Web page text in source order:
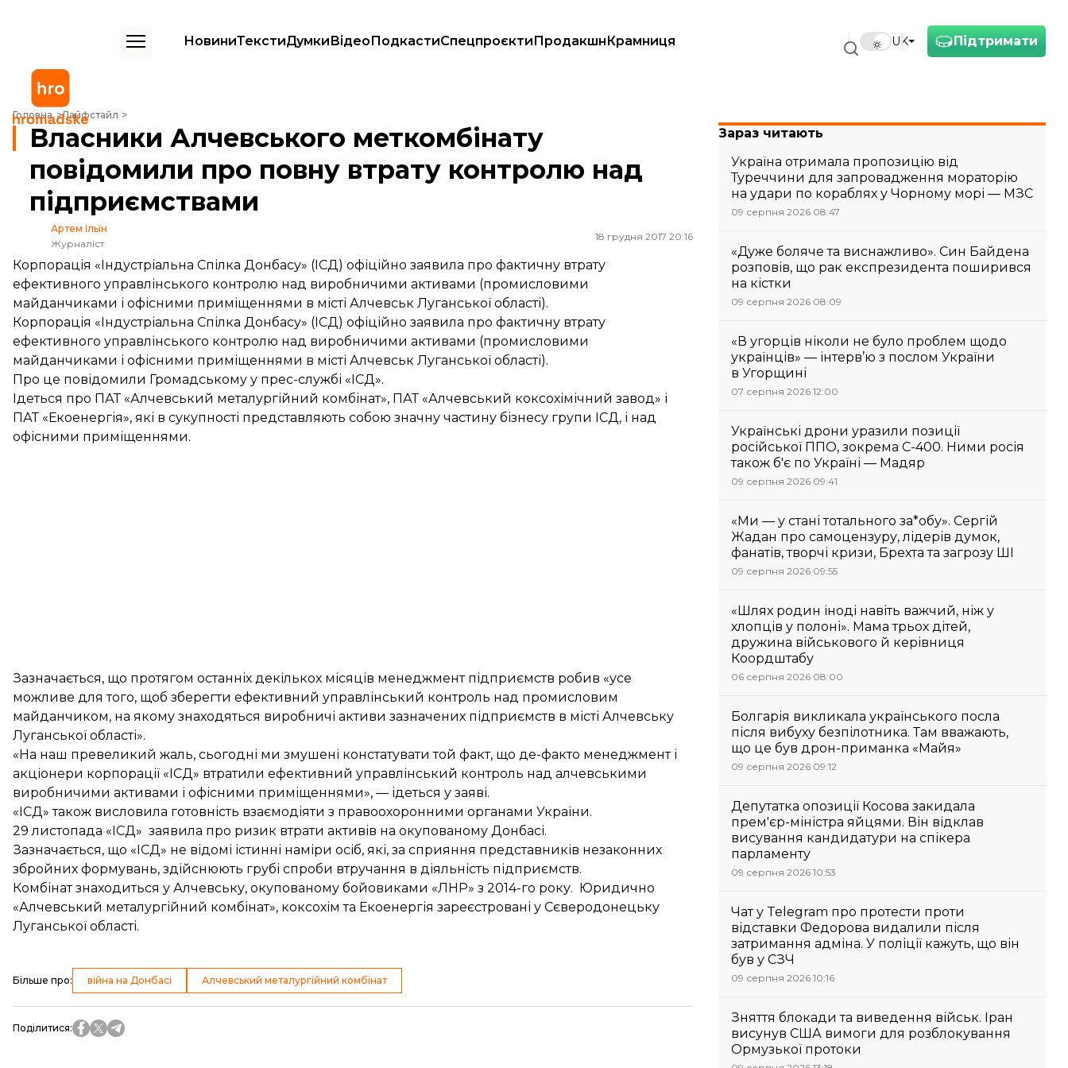
Підтримати
UK
НовиниТекстиДумкиВідеоПодкастиСпецпроєктиПродакшнКрамниця
Головна Лайфстайл
Власники Алчевського меткомбінату повідомили про повну втрату контролю над підприємствами
Власники Алчевського меткомбінату
повідомили про повну втрату контролю над
підприємствами
Артем Ільїн
Журналіст
18 грудня 2017 20:16
Корпорація «Індустріальна Спілка Донбасу» (ІСД) офіційно заявила про фактичну втрату
ефективного управлінського контролю над виробничими активами (промисловими
майданчиками і офісними приміщеннями в місті Алчевськ Луганської області).
Корпорація «Індустріальна Спілка Донбасу» (ІСД) офіційно заявила про фактичну втрату
ефективного управлінського контролю над виробничими активами (промисловими
майданчиками і офісними приміщеннями в місті Алчевськ Луганської області).
Про це повідомили Громадському у прес-службі «ІСД».
Ідеться про ПАТ «Алчевський металургійний комбінат», ПАТ «Алчевський коксохімічний завод» і
ПАТ «Екоенергія», які в сукупності представляють собою значну частину бізнесу групи ІСД, і над
офісними приміщеннями.
Зазначається, що протягом останніх декількох місяців менеджмент підприємств робив «усе
можливе для того, щоб зберегти ефективний управлінський контроль над промисловим
майданчиком, на якому знаходяться виробничі активи зазначених підприємств в місті Алчевську
Луганської області».
«На наш превеликий жаль, сьогодні ми змушені констатувати той факт, що де-факто менеджмент і
акціонери корпорації «ІСД» втратили ефективний управлінський контроль над алчевськими
виробничими активами і офісними приміщеннями», — ідеться у заяві.
«ІСД» також висловила готовність взаємодіяти з правоохоронними органами України.
29 листопада «ІСД» заявила про ризик втрати активів на окупованому Донбасі.
Зазначається, що «ІСД» не відомі істинні наміри осіб, які, за сприяння представників незаконних
збройних формувань, здійснюють грубі спроби втручання в діяльність підприємств.
Комбінат знаходиться у Алчевську, окупованому бойовиками «ЛНР» з 2014-го року. Юридично
«Алчевський металургійний комбінат», коксохім та Екоенергія зареєстровані у Сєверодонецьку
Луганської області.
Більше про: війна на Донбасі Алчевський металургійний комбінат
Поділитися:
Зараз читають
Україна отримала пропозицію від
Туреччини для запровадження мораторію
на удари по кораблях у Чорному морі — МЗС
09 серпня 2026 08:47
«Дуже боляче та виснажливо». Син Байдена
розповів, що рак експрезидента поширився
на кістки
09 серпня 2026 08:09
«В угорців ніколи не було проблем щодо
українців» — інтерв’ю з послом України
в Угорщині
07 серпня 2026 12:00
Українські дрони уразили позиції
російської ППО, зокрема С-400. Ними росія
також б'є по Україні — Мадяр
09 серпня 2026 09:41
«Ми — у стані тотального за*обу». Сергій
Жадан про самоцензуру, лідерів думок,
фанатів, творчі кризи, Брехта та загрозу ШІ
09 серпня 2026 09:55
«Шлях родин іноді навіть важчий, ніж у
хлопців у полоні». Мама трьох дітей,
дружина військового й керівниця
Коордштабу
06 серпня 2026 08:00
Болгарія викликала українського посла
після вибуху безпілотника. Там вважають,
що це був дрон-приманка «Майя»
09 серпня 2026 09:12
Депутатка опозиції Косова закидала
прем'єр-міністра яйцями. Він відклав
висування кандидатури на спікера
парламенту
09 серпня 2026 10:53
Чат у Telegram про протести проти
відставки Федорова видалили після
затримання адміна. У поліції кажуть, що він
був у СЗЧ
09 серпня 2026 10:16
Зняття блокади та виведення військ. Іран
висунув США вимоги для розблокування
Ормузької протоки